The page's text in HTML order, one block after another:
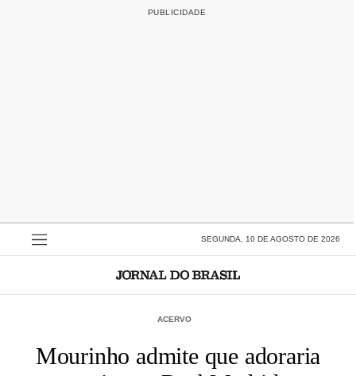
SEGUNDA, 10 DE AGOSTO DE 2026
ACERVO
Mourinho admite que adoraria